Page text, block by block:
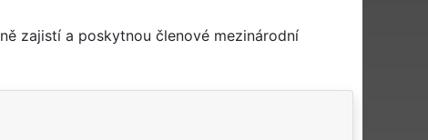
zajistí a poskytnou členové mezinárodní